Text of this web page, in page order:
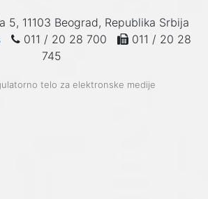
5, 11103 Beograd, Republika Srbija
011 / 20 28 700
011 / 20 28
745
telo za elektronske medije